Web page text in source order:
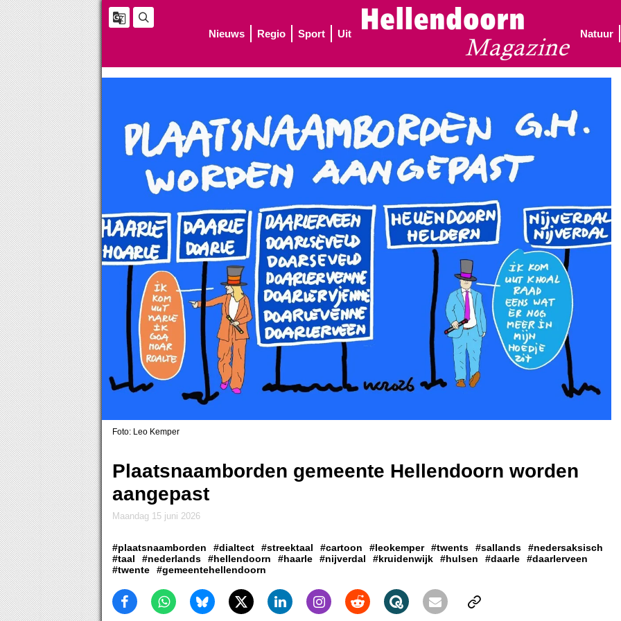
Nieuws Regio Sport Uit Natuur
Foto: Leo Kemper
Plaatsnaamborden gemeente Hellendoorn worden
aangepast
maandag 15 juni 2026
#plaatsnaamborden #dialtect #streektaal #cartoon #leokemper #twents #sallands
#nedersaksisch
#taal
#nederlands #hellendoorn #haarle #nijverdal #kruidenwijk #hulsen #daarle
#daarlerveen
#twente
#gemeentehellendoorn